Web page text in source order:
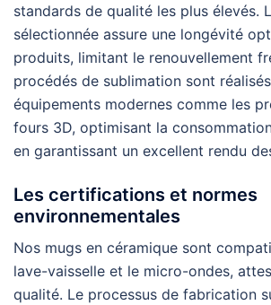
standards de qualité les plus élevés.
sélectionnée assure une longévité
produits, limitant le renouvellement
procédés de sublimation sont
équipements modernes comme les
fours 3D, optimisant la
en garantissant un excellent rendu
Les certifications et normes
environnementales
Nos mugs en céramique sont
lave-vaisselle et le micro-ondes,
qualité. Le processus de fabrication